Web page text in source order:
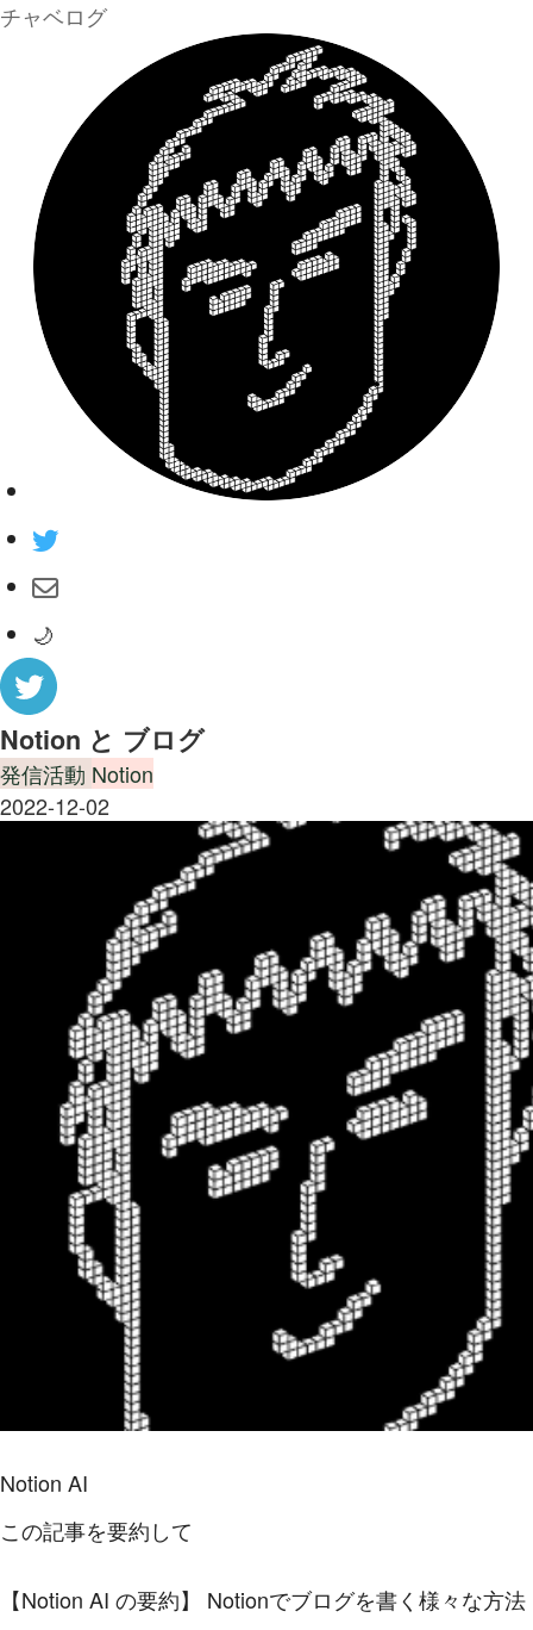
チャベログ
🌙
Notion と ブログ
発信活動 Notion
2022-12-02
Notion AI
この記事を要約して
【Notion AI の要約】
Notionでブログを書く様々な方法